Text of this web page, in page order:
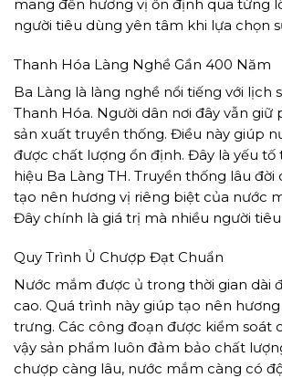
mang đến hương vị ổn định qua từng
người tiêu dùng yên tâm khi lựa chọn
Thanh Hóa Làng Nghề Gần 400 Năm
Ba Làng là làng nghề nổi tiếng với lịch
Thanh Hóa. Người dân nơi đây vẫn giữ
sản xuất truyền thống. Điều này giúp
được chất lượng ổn định. Đây là yếu
hiệu Ba Làng TH. Truyền thống lâu
tạo nên hương vị riêng biệt của nước
Đây chính là giá trị mà nhiều người
Quy Trình Ủ Chượp Đạt Chuẩn
Nước mắm được ủ trong thời gian dài
cao. Quá trình này giúp tạo nên
trưng. Các công đoạn được kiểm soát
vậy sản phẩm luôn đảm bảo chất
chượp càng lâu, nước mắm càng có